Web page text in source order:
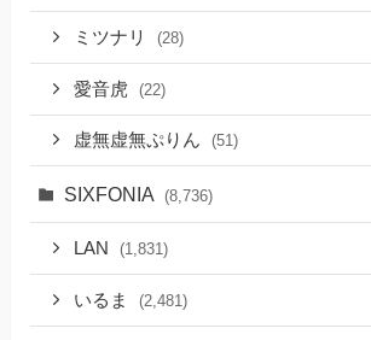
ミツナリ (28)
愛音虎 (22)
虚無虚無ぷりん (51)
SIXFONIA (8,736)
LAN (1,831)
いるま (2,481)